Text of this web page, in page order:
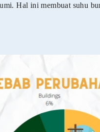
Hal ini membuat suhu